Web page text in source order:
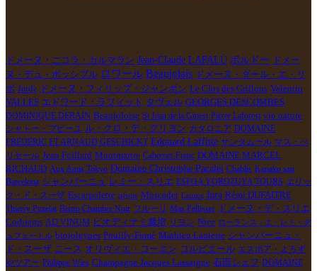
ドメーヌ・ニコラ・カルマラン Jean-Claude LAPALU ボルドー ドメー
ヌ・デュ・ポッシブル ロワール Beaujolais
ドメーヌ・ダール・エ・リ
ボ Jordy ドメーヌ・フィリップ・ジャンボン Le Clos des Grillons Valentin
VALLES エドワード・ラフィット タヴェル GEORGES DESCOMBES
DOMINIQUE DERAIN Beaujoloise St Jean de la Ginest Pierre Laforest vin nature
シャトー・プピーユ ル・クロ・デ・グリヨン カタロニア DOMAINE
FREDERIC ET ARNAUD GESCHICKT Edouard Laffitte サンタムール マス・ぺ
リセール Jean Foillard Montmartre Cabernet-Franc DOMAINE MARCEL
RICHAUD Aux Amis Tokyo Domaine Christophe Pacalet Chablis Kanako san
Barcelona シャンパーニュ レミー・スリエ ESPOA YOROZUYA TOURS エリッ
ク・ド・スーザ Escarpolette pépite Muscadet Leonis Jura Rémi DUFAITRE
Thierry Puzelat Bistro Chambre Noir フルーリ Mas Pellisser ドメーヌ・デ・スリエ
Corbieres AD VINUM ビオディナミ栽培 リヨン Nice ローランス・エ・レミ・デ
ュフェートル biojoleynes Pouilly-Fumé Mathieu Lapierre シャンパーニュ・
ド・スーザ ニース オリヴィエ・コーエン コルビエール エスポア・よろず
やツアー Philippe Wies Champagne Jacques Lassaigne 石田シェフ DOMAINE